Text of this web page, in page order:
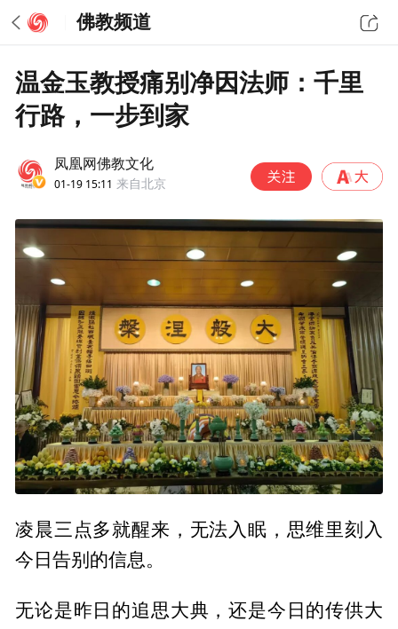
佛教频道
温金玉教授痛别净因法师：千里
行路，一步到家
凤凰网佛教文化
01-19 15:11 来自北京
凌晨三点多就醒来，无法入眠，思维里刻入
今日告别的信息。
无论是昨日的追思大典，还是今日的传供大